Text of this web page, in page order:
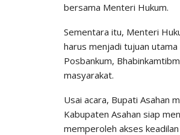
bersama Menteri Hukum.
Sementara itu, Menteri
harus menjadi tujuan
Posbankum,
masyarakat.
Usai acara, Bupati Asahan
Kabupaten Asahan siap
memperoleh akses